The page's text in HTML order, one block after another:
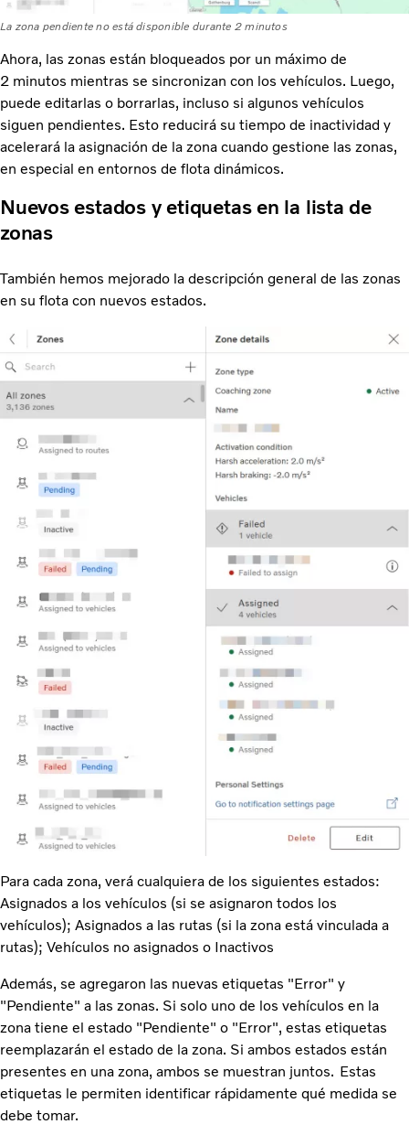
La zona pendiente no está disponible durante 2 minutos
Ahora, las zonas están bloqueados por un máximo de
2 minutos mientras se sincronizan con los vehículos. Luego,
puede editarlas o borrarlas, incluso si algunos vehículos
siguen pendientes. Esto reducirá su tiempo de inactividad y
acelerará la asignación de la zona cuando gestione las zonas,
en especial en entornos de flota dinámicos.
Nuevos estados y etiquetas en la lista de
zonas
También hemos mejorado la descripción general de las zonas
en su flota con nuevos estados.
Para cada zona, verá cualquiera de los siguientes estados:
Asignados a los vehículos (si se asignaron todos los
vehículos); Asignados a las rutas (si la zona está vinculada a
rutas); Vehículos no asignados o Inactivos
Además, se agregaron las nuevas etiquetas "Error" y
"Pendiente" a las zonas. Si solo uno de los vehículos en la
zona tiene el estado "Pendiente" o "Error", estas etiquetas
reemplazarán el estado de la zona. Si ambos estados están
presentes en una zona, ambos se muestran juntos. Estas
etiquetas le permiten identificar rápidamente qué medida se
debe tomar.